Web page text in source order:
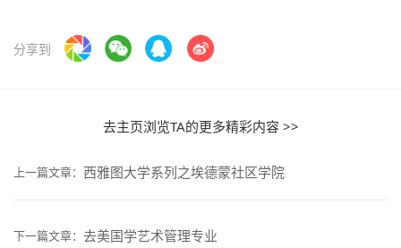
分享到
去主页浏览TA的更多精彩内容 >>
上一篇文章： 西雅图大学系列之埃德蒙社区学院
下一篇文章： 去美国学艺术管理专业